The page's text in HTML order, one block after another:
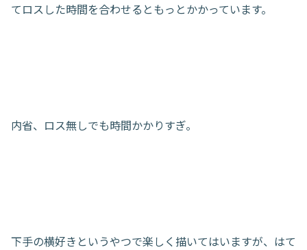
てロスした時間を合わせるともっとかかっています。
内省、ロス無しでも時間かかりすぎ。
下手の横好きというやつで楽しく描いてはいますが、はて